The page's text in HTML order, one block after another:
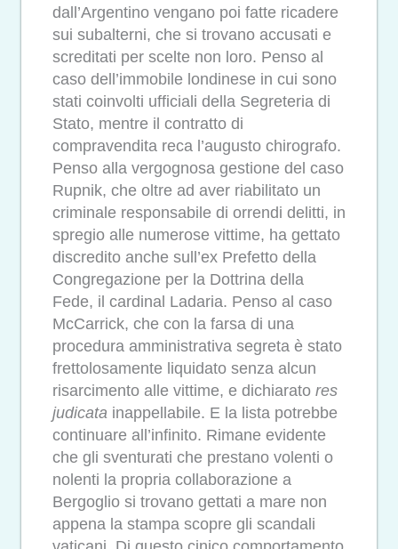
dall’Argentino vengano poi fatte ricadere
sui subalterni, che si trovano accusati e
screditati per scelte non loro. Penso al
caso dell’immobile londinese in cui sono
stati coinvolti ufficiali della Segreteria di
Stato, mentre il contratto di
compravendita reca l’augusto chirografo.
Penso alla vergognosa gestione del caso
Rupnik, che oltre ad aver riabilitato un
criminale responsabile di orrendi delitti, in
spregio alle numerose vittime, ha gettato
discredito anche sull’ex Prefetto della
Congregazione per la Dottrina della
Fede, il cardinal Ladaria. Penso al caso
McCarrick, che con la farsa di una
procedura amministrativa segreta è stato
frettolosamente liquidato senza alcun
risarcimento alle vittime, e dichiarato res
judicata inappellabile. E la lista potrebbe
continuare all’infinito. Rimane evidente
che gli sventurati che prestano volenti o
nolenti la propria collaborazione a
Bergoglio si trovano gettati a mare non
appena la stampa scopre gli scandali